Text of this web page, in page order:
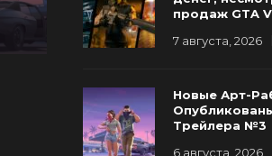
6 августа, 2026 0 82
продаж GTA V
7 августа, 2026
Новые Арт-
Трейлера №3
6 августа, 2026